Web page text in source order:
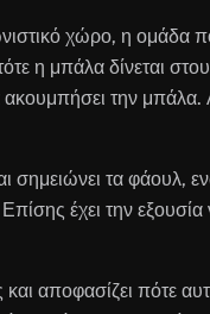
χώρο, η ομάδα
η μπάλα δίνεται
την μπάλα.
σημειώνει τα φάουλ,
έχει την
αποφασίζει πότε